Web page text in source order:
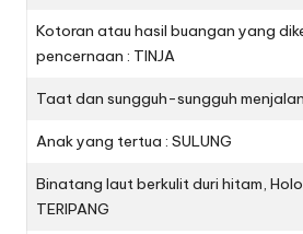
Kotoran atau hasil buangan yang
pencernaan : TINJA
Taat dan sungguh-sungguh
Anak yang tertua : SULUNG
Binatang laut berkulit duri hitam,
TERIPANG